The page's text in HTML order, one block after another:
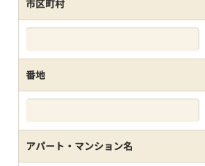
市区町村
番地
アパート・マンション名